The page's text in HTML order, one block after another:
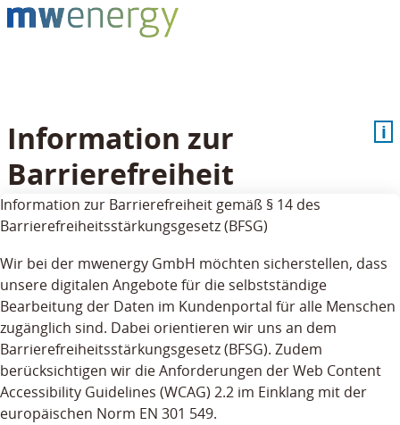
Information zur
Barrierefreiheit
i
Information zur Barrierefreiheit gemäß § 14 des
Barrierefreiheitsstärkungsgesetz (BFSG)
Wir bei der mwenergy GmbH möchten sicherstellen, dass
unsere digitalen Angebote für die selbstständige
Bearbeitung der Daten im Kundenportal für alle Menschen
zugänglich sind. Dabei orientieren wir uns an dem
Barrierefreiheitsstärkungsgesetz (BFSG). Zudem
berücksichtigen wir die Anforderungen der Web Content
Accessibility Guidelines (WCAG) 2.2 im Einklang mit der
europäischen Norm EN 301 549.